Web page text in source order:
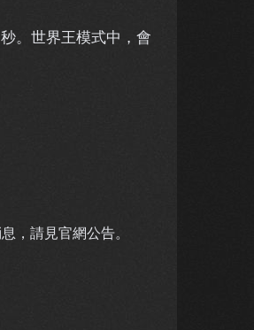
。世界王模式中，會
，請見官網公告。